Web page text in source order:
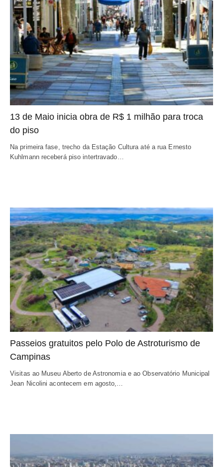
13 de Maio inicia obra de R$ 1 milhão para troca
do piso
Na primeira fase, trecho da Estação Cultura até a rua Ernesto
Kuhlmann receberá piso intertravado…
Passeios gratuitos pelo Polo de Astroturismo de
Campinas
Visitas ao Museu Aberto de Astronomia e ao Observatório Municipal
Jean Nicolini acontecem em agosto,…